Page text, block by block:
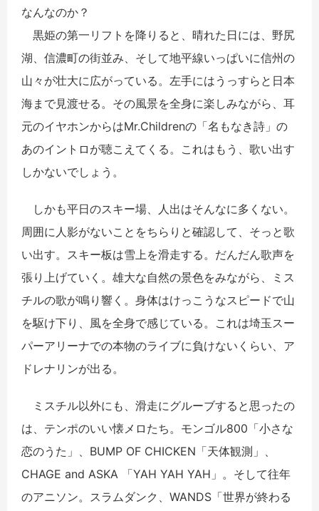
なんなのか？
黒姫の第一リフトを降りると、晴れた日には、野尻
湖、信濃町の街並み、そして地平線いっぱいに信州の
山々が壮大に広がっている。左手にはうっすらと日本
海まで見渡せる。その風景を全身に楽しみながら、耳
元のイヤホンからはMr.Childrenの「名もなき詩」の
あのイントロが聴こえてくる。これはもう、歌い出す
しかないでしょう。
しかも平日のスキー場、人出はそんなに多くない。
周囲に人影がないことをちらりと確認して、そっと歌
い出す。スキー板は雪上を滑走する。だんだん歌声を
張り上げていく。雄大な自然の景色をみながら、ミス
チルの歌が鳴り響く。身体はけっこうなスピードで山
を駆け下り、風を全身で感じている。これは埼玉スー
パーアリーナでの本物のライブに負けないくらい、ア
ドレナリンが出る。
ミスチル以外にも、滑走にグルーブすると思ったの
は、テンポのいい懐メロたち。モンゴル800「小さな
恋のうた」、BUMP OF CHICKEN「天体観測」、
CHAGE and ASKA 「YAH YAH YAH」。そして往年
のアニソン。スラムダンク、WANDS「世界が終わる